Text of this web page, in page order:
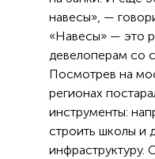
навесы», —
«Навесы» — это
девелоперам со
Посмотрев на
регионах
инструменты:
строить школы и
инфраструктуру.